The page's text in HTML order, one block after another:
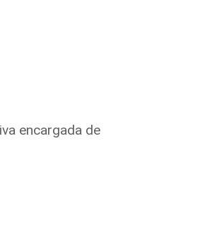
encargada de